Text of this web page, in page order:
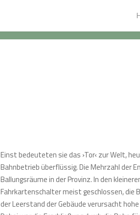
Einst bedeuteten sie das ›Tor‹ zur Welt,
Bahnbetrieb überflüssig. Die Mehrzahl der
Ballungsräume in der Provinz. In den
Fahrkartenschalter meist geschlossen, die
der Leerstand der Gebäude verursacht